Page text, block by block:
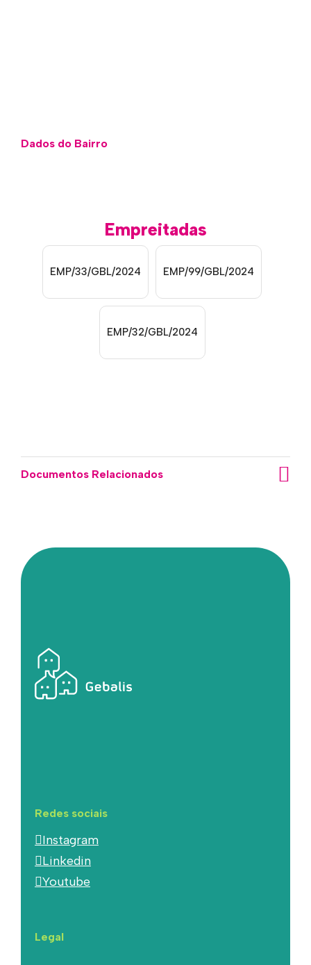
Dados do Bairro
Empreitadas
EMP/33/GBL/2024 EMP/99/GBL/2024
EMP/32/GBL/2024
Documentos Relacionados
Redes sociais
Instagram
Linkedin
Youtube
Legal